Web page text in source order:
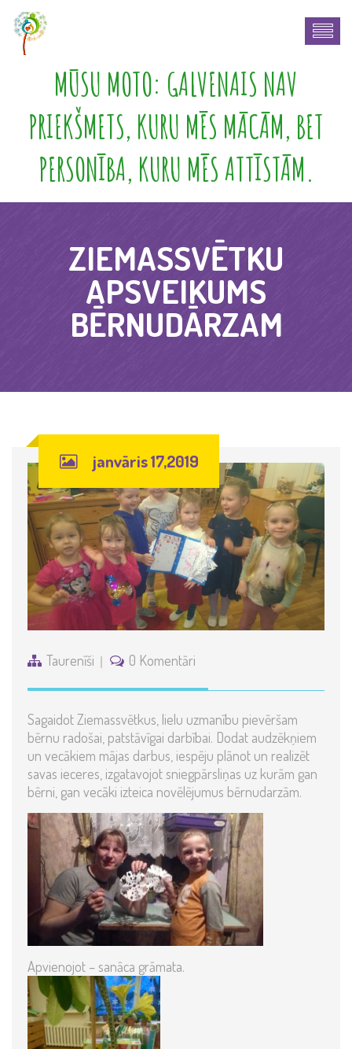
MŪSU MOTO: GALVENAIS NAV
PRIEKŠMETS, KURU MĒS MĀCĀM, BET
PERSONĪBA, KURU MĒS ATTĪSTĀM.
ZIEMASSVĒTKU
APSVEIKUMS
BĒRNUDĀRZAM
janvāris 17,2019
Taurenīši 0 Komentāri
Sagaidot Ziemassvētkus, lielu uzmanību pievēršam
bērnu radošai, patstāvīgai darbībai. Dodat audzēkņiem
un vecākiem mājas darbus, iespēju plānot un realizēt
savas ieceres, izgatavojot sniegpārsliņas uz kurām gan
bērni, gan vecāki izteica novēlējumus bērnudarzām.
Apvienojot – sanāca grāmata.